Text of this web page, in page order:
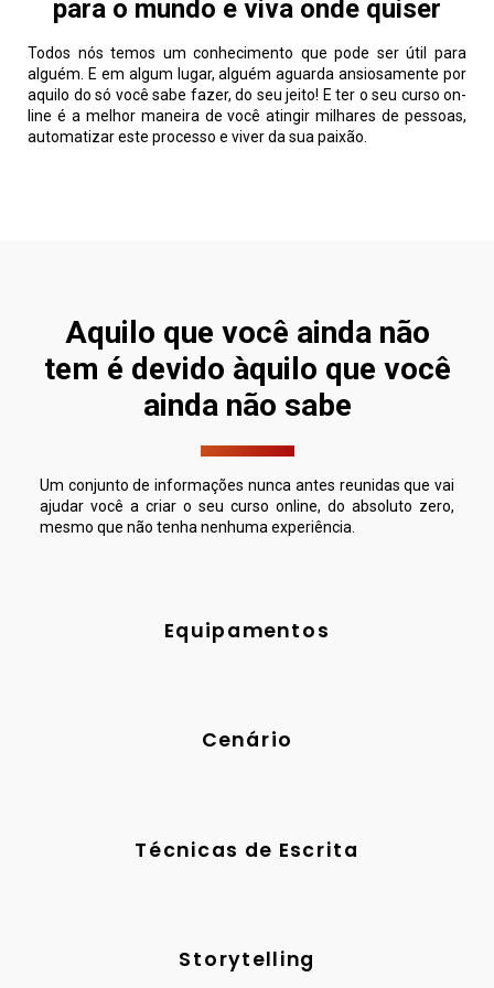
para o mundo e viva onde quiser
Todos nós temos um conhecimento que pode ser útil para
alguém. E em algum lugar, alguém aguarda ansiosamente por
aquilo do só você sabe fazer, do seu jeito! E ter o seu curso on-
line é a melhor maneira de você atingir milhares de pessoas,
automatizar este processo e viver da sua paixão.
Aquilo que você ainda não
tem é devido àquilo que você
ainda não sabe
Um conjunto de informações nunca antes reunidas que vai
ajudar você a criar o seu curso online, do absoluto zero,
mesmo que não tenha nenhuma experiência.
Equipamentos
Cenário
Técnicas de Escrita
Storytelling